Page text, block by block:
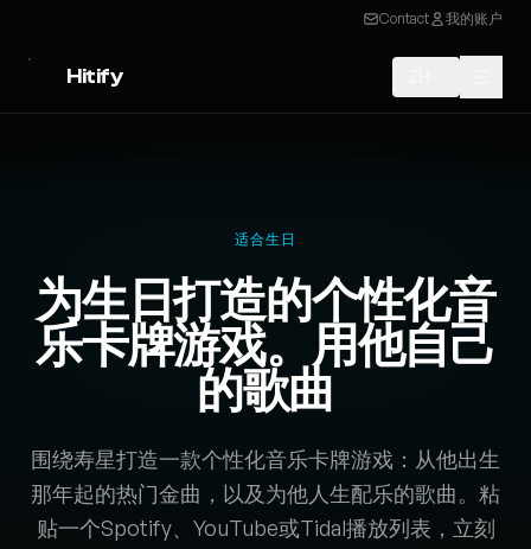
Contact 我的账户
Hitify
适合生日
为生日打造的个性化音
乐卡牌游戏。用他自己
的歌曲
围绕寿星打造一款个性化音乐卡牌游戏：从他出生
那年起的热门金曲，以及为他人生配乐的歌曲。粘
贴一个Spotify、YouTube或Tidal播放列表，立刻